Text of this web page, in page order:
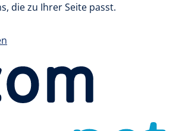
die zu Ihrer Seite passt.